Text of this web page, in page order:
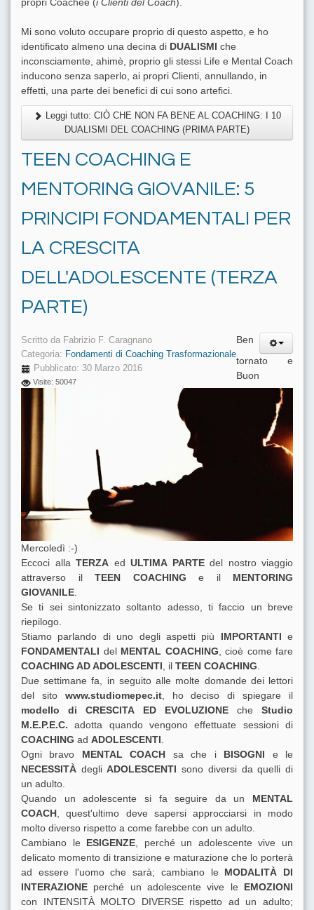
Mi sono voluto occupare proprio di questo aspetto, e ho
identificato almeno una decina di DUALISMI che
inconsciamente, ahimè, proprio gli stessi Life e Mental Coach
inducono senza saperlo, ai propri Clienti, annullando, in
effetti, una parte dei benefici di cui sono artefici.
Leggi tutto: CIÒ CHE NON FA BENE AL COACHING: I 10
DUALISMI DEL COACHING (PRIMA PARTE)
TEEN COACHING E
MENTORING GIOVANILE: 5
PRINCIPI FONDAMENTALI PER
LA CRESCITA
DELL'ADOLESCENTE (TERZA
PARTE)
Scritto da Fabrizio F. Caragnano
Categoria: Fondamenti di Coaching Trasformazionale
Pubblicato: 30 Marzo 2016
Visite: 50047
Ben
tornato e
Buon
Mercoledì :-)
Eccoci alla TERZA ed ULTIMA PARTEdel nostro viaggio
attraverso il TEEN COACHING e il MENTORING
GIOVANILE.
Se ti sei sintonizzato soltanto adesso, ti faccio un breve
riepilogo.
Stiamo parlando di uno degli aspetti più IMPORTANTI e
FONDAMENTALI del MENTAL COACHING, cioè come fare
COACHING AD ADOLESCENTI, il TEEN COACHING.
Due settimane fa, in seguito alle molte domande dei lettori
del sito www.studiomepec.it, ho deciso di spiegare il
modello di CRESCITA ED EVOLUZIONEcheStudio
M.E.P.E.C. adotta quando vengono effettuate sessioni di
COACHING ad ADOLESCENTI.
Ogni bravo MENTAL COACH sa che i BISOGNI e le
NECESSITÀ degliADOLESCENTI sono diversi da quelli di
un adulto.
Quando un adolescente si fa seguire da un MENTAL
COACH, quest'ultimo deve sapersi approcciarsi in modo
molto diverso rispetto a come farebbe con un adulto.
Cambiano le ESIGENZE, perché un adolescente vive un
delicato momento di transizione e maturazione che lo porterà
ad essere l'uomo che sarà; cambiano le MODALITÀ DI
INTERAZIONE perché un adolescente vive le EMOZIONI
con INTENSITÀ MOLTO DIVERSE rispetto ad un adulto;